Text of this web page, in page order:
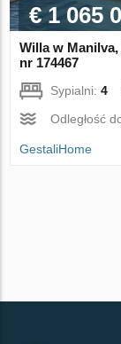
€ 1 065
Willa w
nr 174467
Sypialni:4
Odległość
GestaliHome